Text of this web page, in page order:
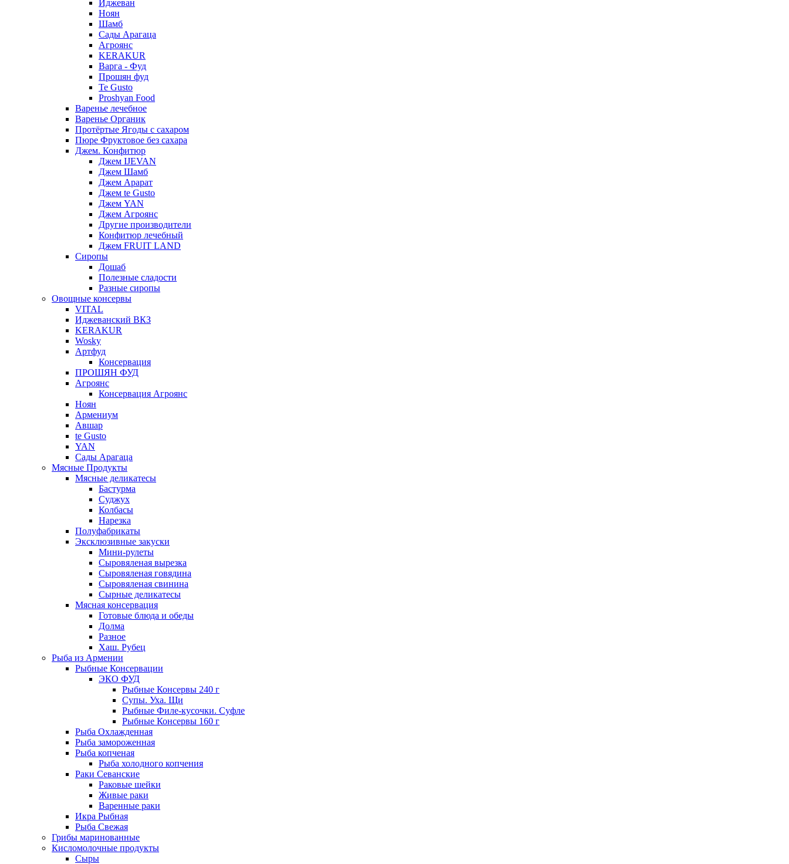
Иджеван
Ноян
Шамб
Сады Арагаца
Агроянс
KERAKUR
Варга - Фуд
Прошян фуд
Te Gusto
Proshyan Food
Варенье лечебное
Варенье Органик
Протёртые Ягоды с сахаром
Пюре Фруктовое без сахара
Джем. Конфитюр
Джем IJEVAN
Джем Шамб
Джем Арарат
Джем te Gusto
Джем YAN
Джем Агроянс
Другие производители
Конфитюр лечебный
Джем FRUIT LAND
Сиропы
Дошаб
Полезные сладости
Разные сиропы
Овощные консервы
VITAL
Иджеванский ВКЗ
KERAKUR
Wosky
Артфуд
Консервация
ПРОШЯН ФУД
Агроянс
Консервация Агроянс
Ноян
Армениум
Авшар
te Gusto
YAN
Сады Арагаца
Мясные Продукты
Мясные деликатесы
Бастурма
Суджух
Колбасы
Нарезка
Полуфабрикаты
Эксклюзивные закуски
Мини-рулеты
Сыровяленая вырезка
Сыровяленая говядина
Сыровяленая свинина
Сырные деликатесы
Мясная консервация
Готовые блюда и обеды
Долма
Разное
Хаш. Рубец
Рыба из Армении
Рыбные Консервации
ЭКО ФУД
Рыбные Консервы 240 г
Супы. Уха. Щи
Рыбные Филе-кусочки. Суфле
Рыбные Консервы 160 г
Рыба Охлажденная
Рыба замороженная
Рыба копченая
Рыба холодного копчения
Раки Севанские
Раковые шейки
Живые раки
Варенные раки
Икра Рыбная
Рыба Свежая
Грибы маринованные
Кисломолочные продукты
Сыры